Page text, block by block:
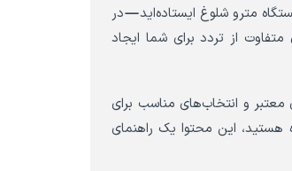
مترو شلوغ ایستاده‌اید—در
از تردد برای شما ایجاد
معتبر و انتخاب‌های مناسب برای
هستید، این محتوا یک راهنمای